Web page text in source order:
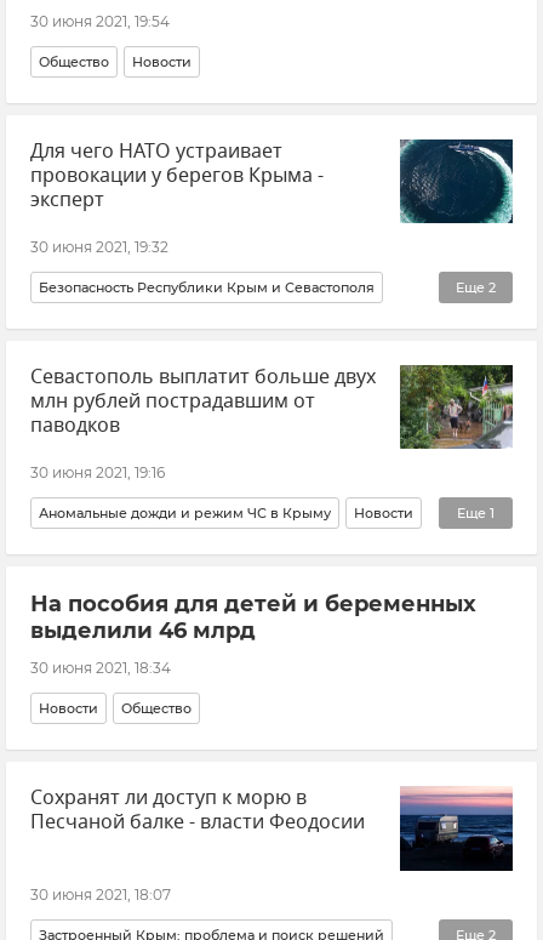
30 июня 2021, 19:54
Общество Новости
Для чего НАТО устраивает
провокации у берегов Крыма -
эксперт
30 июня 2021, 19:32
Еще 2
Безопасность Республики Крым и Севастополя
Новости Политика
Севастополь выплатит больше двух
млн рублей пострадавшим от
паводков
30 июня 2021, 19:16
Еще 1
Аномальные дожди и режим ЧС в Крыму Новости
Общество
На пособия для детей и беременных
выделили 46 млрд
30 июня 2021, 18:34
Новости Общество
Сохранят ли доступ к морю в
Песчаной балке - власти Феодосии
30 июня 2021, 18:07
Еще 2
Застроенный Крым: проблема и поиск решений